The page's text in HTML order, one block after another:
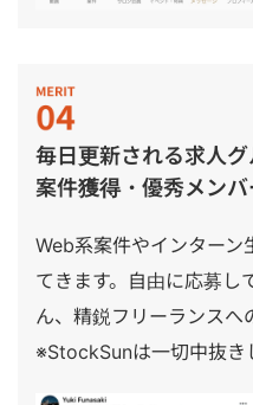
毎日更新される求人グ
案件獲得・優秀メン
Web系案件やインターン
てきます。自由に応募し
ん、精鋭フリーランスへ
※StockSunは一切中抜き